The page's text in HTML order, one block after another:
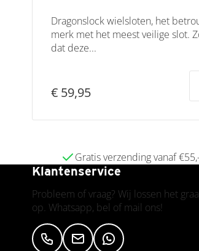
Dragonslock wielsloten, het
merk met het meest veilige slot.
dat deze...
€ 59,95
Gratis verzending vanaf
Klantenservice
Probleem of vraag? Wij lossen het
op. Whatsapp, bel of mail ons!